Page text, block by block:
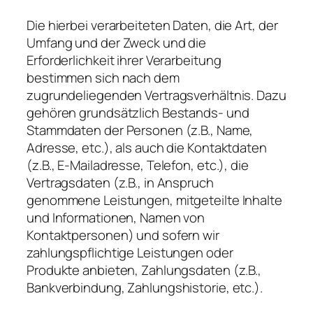
Die hierbei verarbeiteten Daten, die Art, der
Umfang und der Zweck und die
Erforderlichkeit ihrer Verarbeitung
bestimmen sich nach dem
zugrundeliegenden Vertragsverhältnis. Dazu
gehören grundsätzlich Bestands- und
Stammdaten der Personen (z.B., Name,
Adresse, etc.), als auch die Kontaktdaten
(z.B., E-Mailadresse, Telefon, etc.), die
Vertragsdaten (z.B., in Anspruch
genommene Leistungen, mitgeteilte Inhalte
und Informationen, Namen von
Kontaktpersonen) und sofern wir
zahlungspflichtige Leistungen oder
Produkte anbieten, Zahlungsdaten (z.B.,
Bankverbindung, Zahlungshistorie, etc.).